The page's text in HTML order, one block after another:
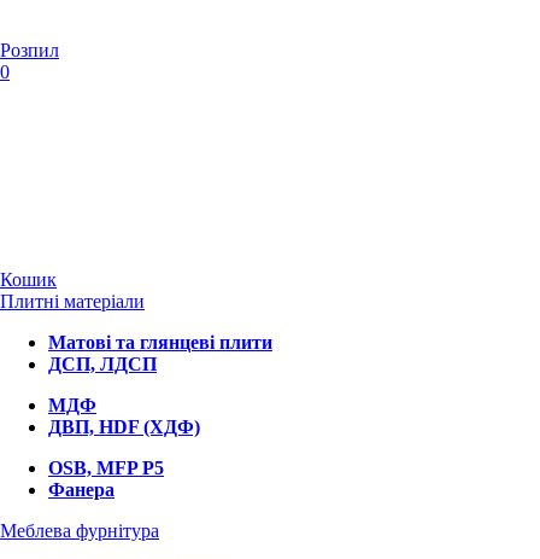
Розпил
0
Кошик
Плитні матеріали
Матові та глянцеві плити
ДСП, ЛДСП
МДФ
ДВП, HDF (ХДФ)
OSB, MFP P5
Фанера
Меблева фурнітура